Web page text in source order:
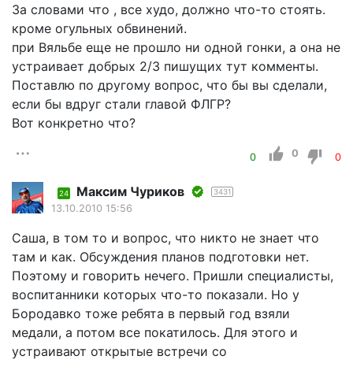
За словами что , все худо, должно что-то стоять.
кроме огульных обвинений.
при Вяльбе еще не прошло ни одной гонки, а она не
устраивает добрых 2/3 пишущих тут комменты.
Поставлю по другому вопрос, что бы вы сделали,
если бы вдруг стали главой ФЛГР?
Вот конкретно что?
0 0 0
24 Максим Чуриков 3431
13.10.2010 15:56
Саша, в том то и вопрос, что никто не знает что
там и как. Обсуждения планов подготовки нет.
Поэтому и говорить нечего. Пришли специалисты,
воспитанники которых что-то показали. Но у
Бородавко тоже ребята в первый год взяли
медали, а потом все покатилось. Для этого и
устраивают открытые встречи со